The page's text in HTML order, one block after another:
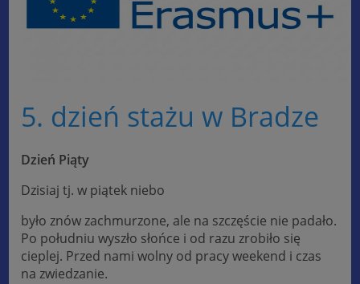
5. dzień stażu w Bradze
Dzień Piąty
Dzisiaj tj. w piątek niebo
było znów zachmurzone, ale na szczęście nie padało.
Po południu wyszło słońce i od razu zrobiło się
cieplej. Przed nami wolny od pracy weekend i czas
na zwiedzanie.